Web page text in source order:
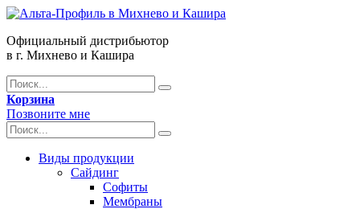
Официальный дистрибьютор
в г. Михнево и Кашира
Корзина
Позвоните мне
Виды продукции
Сайдинг
Софиты
Мембраны